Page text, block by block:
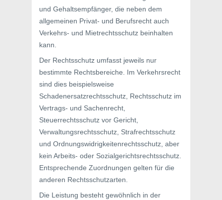
und Gehaltsempfänger, die neben dem
allgemeinen Privat- und Berufsrecht auch
Verkehrs- und Mietrechtsschutz beinhalten
kann.
Der Rechtsschutz umfasst jeweils nur
bestimmte Rechtsbereiche. Im Verkehrsrecht
sind dies beispielsweise
Schadenersatzrechtsschutz, Rechtsschutz im
Vertrags- und Sachenrecht,
Steuerrechtsschutz vor Gericht,
Verwaltungsrechtsschutz, Strafrechtsschutz
und Ordnungswidrigkeitenrechtsschutz, aber
kein Arbeits- oder Sozialgerichtsrechtsschutz.
Entsprechende Zuordnungen gelten für die
anderen Rechtsschutzarten.
Die Leistung besteht gewöhnlich in der